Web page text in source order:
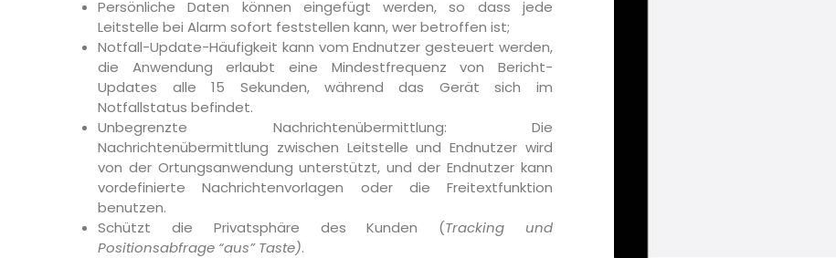
Persönliche Daten können eingefügt werden, so dass jede
Leitstelle bei Alarm sofort feststellen kann, wer betroffen ist;
Notfall-Update-Häufigkeit kann vom Endnutzer gesteuert werden,
die Anwendung erlaubt eine Mindestfrequenz von Bericht-
Updates alle 15 Sekunden, während das Gerät sich im
Notfallstatus befindet.
Unbegrenzte Nachrichtenübermittlung: Die
Nachrichtenübermittlung zwischen Leitstelle und Endnutzer wird
von der Ortungsanwendung unterstützt, und der Endnutzer kann
vordefinierte Nachrichtenvorlagen oder die Freitextfunktion
benutzen.
Schützt die Privatsphäre des Kunden (Tracking und
Positionsabfrage “aus” Taste).